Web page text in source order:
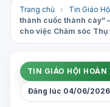
Trang chủ › Tin Giáo
thành cuốc thành cày”
cho việc Chăm sóc Thụ
TIN GIÁO HỘI HOÀN
Đăng lúc 04/06/2026